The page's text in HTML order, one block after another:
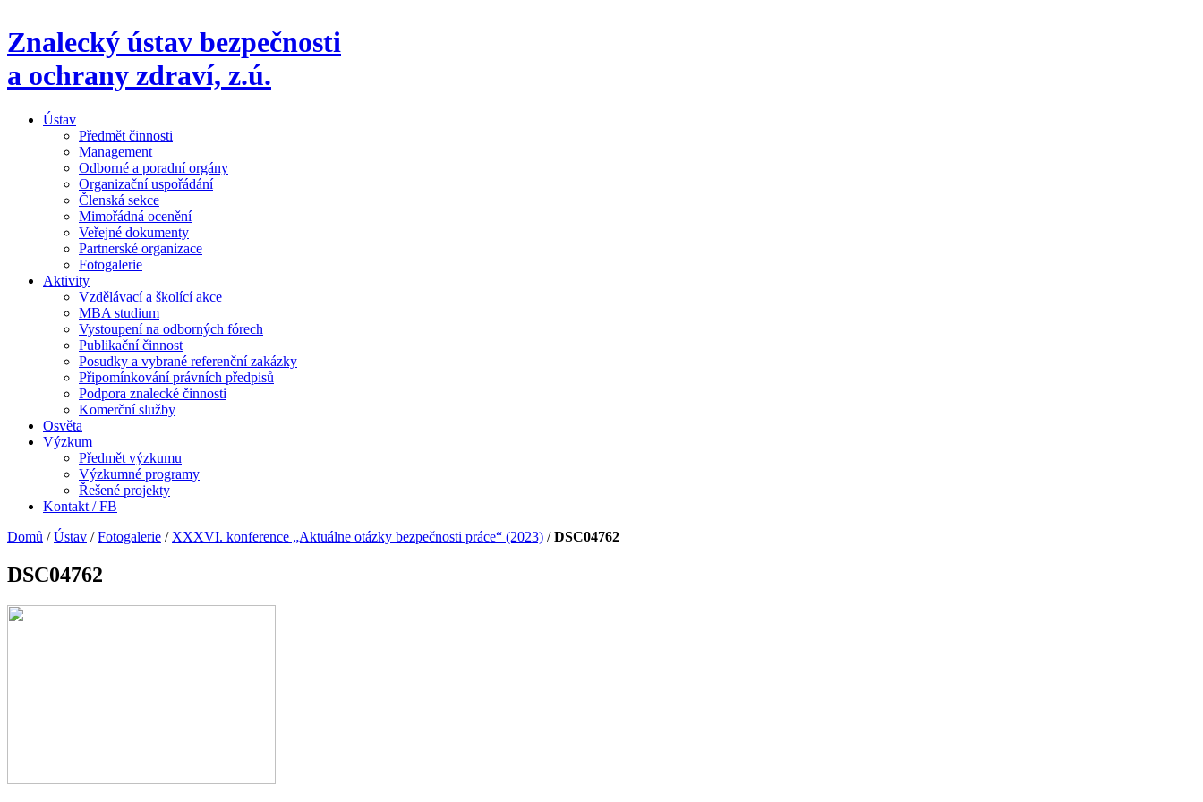
Znalecký ústav bezpečnosti
a ochrany zdraví, z.ú.
Ústav
Předmět činnosti
Management
Odborné a poradní orgány
Organizační uspořádání
Členská sekce
Mimořádná ocenění
Veřejné dokumenty
Partnerské organizace
Fotogalerie
Aktivity
Vzdělávací a školící akce
MBA studium
Vystoupení na odborných fórech
Publikační činnost
Posudky a vybrané referenční zakázky
Připomínkování právních předpisů
Podpora znalecké činnosti
Komerční služby
Osvěta
Výzkum
Předmět výzkumu
Výzkumné programy
Řešené projekty
Kontakt / FB
Domů /Ústav /Fotogalerie / XXXVI. konference „Aktuálne otázky bezpečnosti práce“ (2023) /DSC04762
DSC04762